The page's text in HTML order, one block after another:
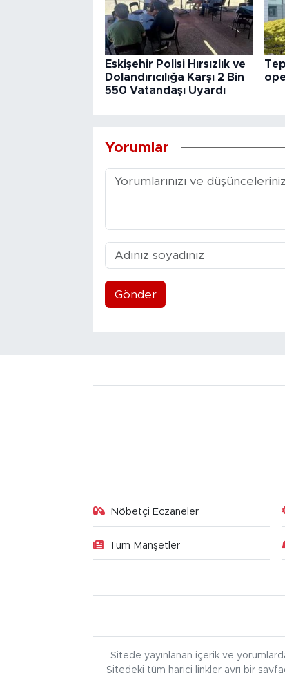
Eskişehir Polisi Hırsızlık ve
Dolandırıcılığa Karşı 2 Bin
550 Vatandaşı Uyardı
Yorumlar
Gönder
Nöbetçi Eczaneler
Tüm Manşetler
Sitede yayınlanan içerik ve
Sitedeki tüm harici linkler ayrı bir